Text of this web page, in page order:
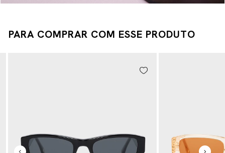
PARA COMPRAR COM ESSE PRODUTO